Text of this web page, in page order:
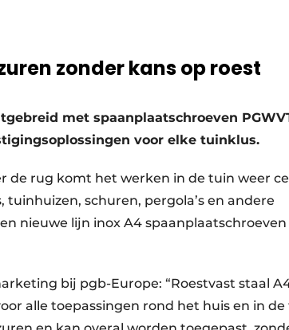
zonder kans op roest
met spaanplaatschroeven
voor elke tuinklus.
de rug komt het werken in de tuin weer
schuren, pergola’s en andere
nieuwe lijn inox A4 spaanplaatschroeven
bij pgb-Europe: “Roestvast staal
alle toepassingen rond het huis en in de